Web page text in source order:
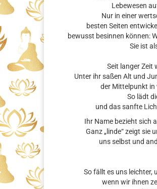
Lebewesen
Nur in einer
besten Seiten
bewusst besinnen können:
Sie ist
Seit langer Zeit
Unter ihr saßen Alt und
der Mittelpunkt in
So lädt
und das sanfte
Ihr Name bezieht sich
Ganz „linde“ zeigt sie
uns selbst und
So fällt es uns leichter,
wenn wir ihnen